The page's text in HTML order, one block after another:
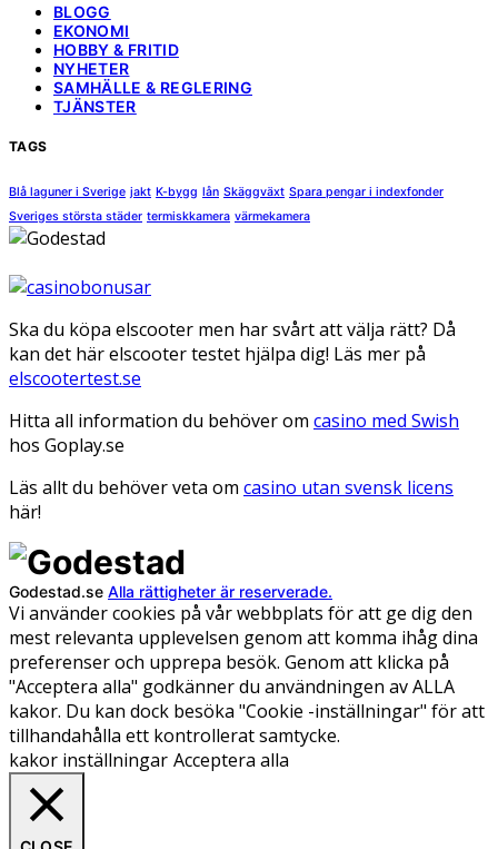
BLOGG
EKONOMI
HOBBY & FRITID
NYHETER
SAMHÄLLE & REGLERING
TJÄNSTER
TAGS
Blå laguner i Sverige jakt K-bygg lån Skäggväxt Spara pengar i indexfonder
Sveriges största städer termiskkamera värmekamera
Ska du köpa elscooter men har svårt att välja rätt? Då
kan det här elscooter testet hjälpa dig! Läs mer på
elscootertest.se
Hitta all information du behöver om casino med Swish
hos Goplay.se
Läs allt du behöver veta om casino utan svensk licens
här!
Godestad.se Alla rättigheter är reserverade.
Vi använder cookies på vår webbplats för att ge dig den
mest relevanta upplevelsen genom att komma ihåg dina
preferenser och upprepa besök. Genom att klicka på
"Acceptera alla" godkänner du användningen av ALLA
kakor. Du kan dock besöka "Cookie -inställningar" för att
tillhandahålla ett kontrollerat samtycke.
kakor inställningar Acceptera alla